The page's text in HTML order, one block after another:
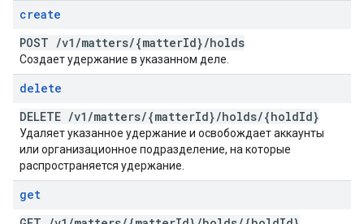
create
POST /v1 /matters/{matterId}/holds
Создает удержание в указанном деле.
delete
DELETE /v1 /matters/{matterId}/holds/{holdId}
Удаляет указанное удержание и освобождает аккаунты
или организационное подразделение, на которые
распространяется удержание.
get